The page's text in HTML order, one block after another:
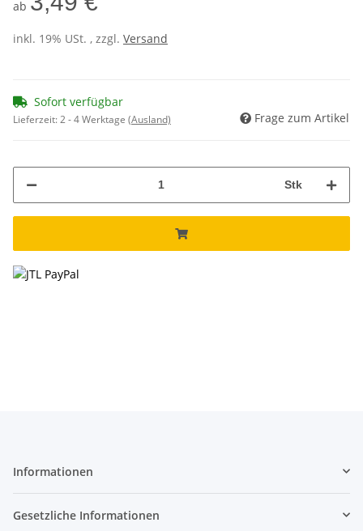
ab
inkl. 19% USt. , zzgl. Versand
Sofort verfügbar
Lieferzeit:2 - 4 Werktage (Ausland) Frage zum Artikel
Stk
Informationen
Gesetzliche Informationen